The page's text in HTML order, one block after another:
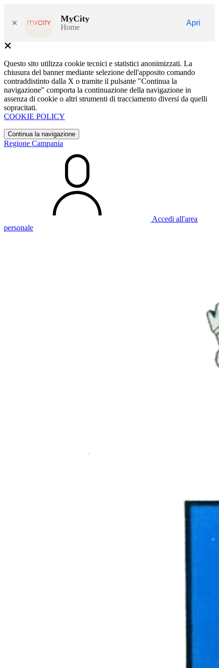
× MyCity
Home
Apri
Questo sito utilizza cookie tecnici e statistici anonimizzati. La
chiusura del banner mediante selezione dell'apposito comando
contraddistinto dalla X o tramite il pulsante "Continua la
navigazione" comporta la continuazione della navigazione in
assenza di cookie o altri strumenti di tracciamento diversi da quelli
sopracitati.
COOKIE POLICY
Continua la navigazione
Regione Campania
Accedi all'area
personale